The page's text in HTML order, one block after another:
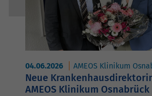
04.06.2026 AMEOS Klinikum
Neue
AMEOS Klinikum Osnabrück